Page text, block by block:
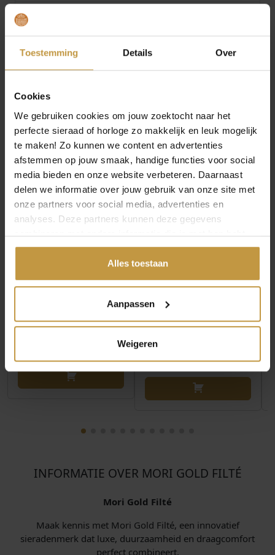
Toestemming Details Over
Cookies
We gebruiken cookies om jouw zoektocht naar het
perfecte sieraad of horloge zo makkelijk en leuk mogelijk
te maken! Zo kunnen we content en advertenties
afstemmen op jouw smaak, handige functies voor social
media bieden en onze website verbeteren. Daarnaast
delen we informatie over jouw gebruik van onze site met
onze partners voor social media, advertenties en
analyses. Deze partners kunnen deze gegevens
combineren met andere informatie die je met hen hebt
gedeeld of die ze hebben verzameld via jouw gebruik van
Alles toestaan
Aanpassen
Weigeren
Specificaties
Over Mori Gold Filté
MEER VAN FJORY
MORI GOLD FILTÉ 14
COLLIER 40-GF-VEN0…
MORI GOLD FILTÉ 14
COLLIER 40-GF-
werkdag
INFORMATIE OVER MORI GOLD FILTÉ
Mori Gold Filté
Maak kennis met Mori Gold Filté, een innovatief
sieradenmerk dat luxe, duurzaamheid en draagcomfort
perfect combineert.